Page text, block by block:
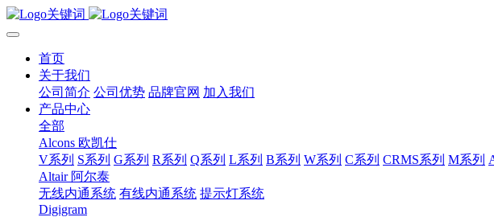
首页
关于我们
公司简介 公司优势 品牌官网 加入我们
产品中心
全部
Alcons 欧凯仕
V系列 S系列 G系列 R系列 Q系列 L系列 B系列 W系列 C系列 CRMS系列 M系列
Altair 阿尔泰
无线内通系统 有线内通系统 提示灯系统
Digigram